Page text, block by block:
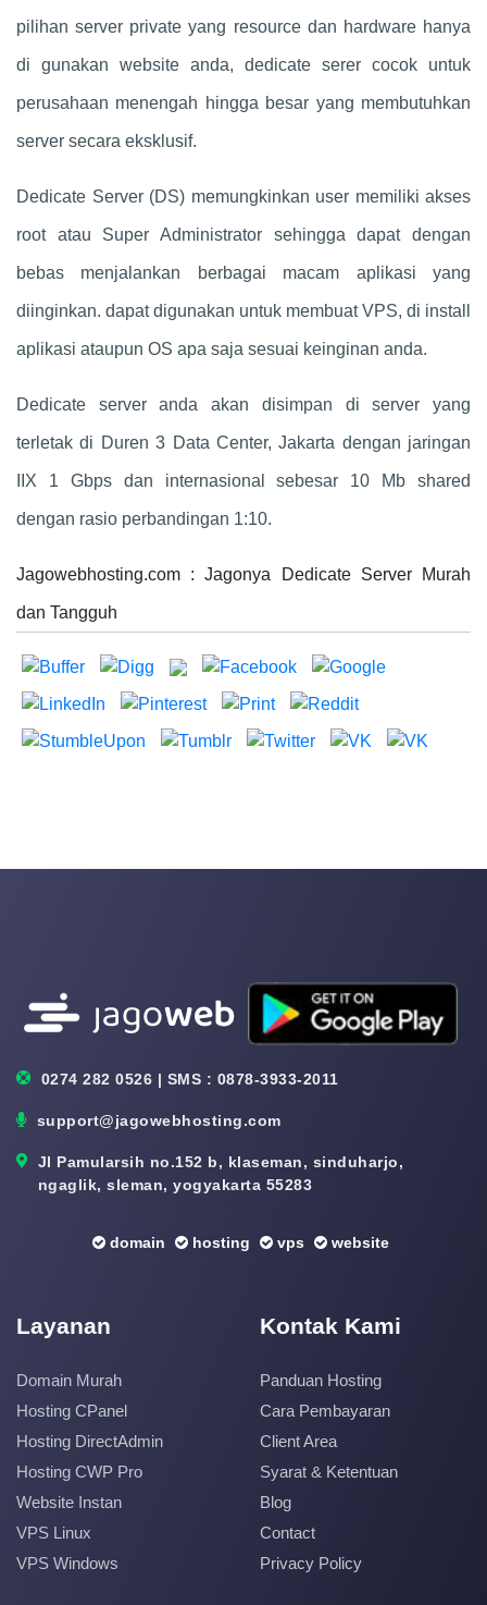
pilihan server private yang resource dan hardware hanya
di gunakan website anda, dedicate serer cocok untuk
perusahaan menengah hingga besar yang membutuhkan
server secara eksklusif.
Dedicate Server (DS) memungkinkan user memiliki akses
root atau Super Administrator sehingga dapat dengan
bebas menjalankan berbagai macam aplikasi yang
diinginkan. dapat digunakan untuk membuat VPS, di install
aplikasi ataupun OS apa saja sesuai keinginan anda.
Dedicate server anda akan disimpan di server yang
terletak di Duren 3 Data Center, Jakarta dengan jaringan
IIX 1 Gbps dan internasional sebesar 10 Mb shared
dengan rasio perbandingan 1:10.
Jagowebhosting.com : Jagonya Dedicate Server Murah
dan Tangguh
0274 282 0526 | SMS : 0878-3933-2011
support@jagowebhosting.com
Jl Pamularsih no.152 b, klaseman, sinduharjo,
ngaglik, sleman, yogyakarta 55283
domain hosting vps website
Layanan
Domain Murah
Hosting CPanel
Hosting DirectAdmin
Hosting CWP Pro
Website Instan
VPS Linux
VPS Windows
Kontak Kami
Panduan Hosting
Cara Pembayaran
Client Area
Syarat & Ketentuan
Blog
Contact
Privacy Policy